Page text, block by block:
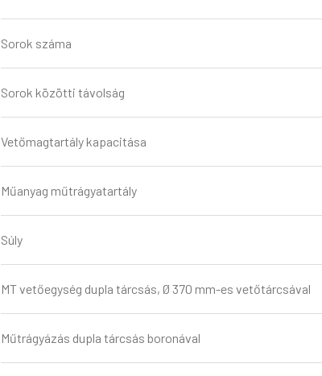
Sorok száma
Sorok közötti távolság
Vetőmagtartály kapacitása
Műanyag műtrágyatartály
Súly
MT vetőegység dupla tárcsás, Ø 370 mm-es vetőtárcsával
Műtrágyázás dupla tárcsás boronával